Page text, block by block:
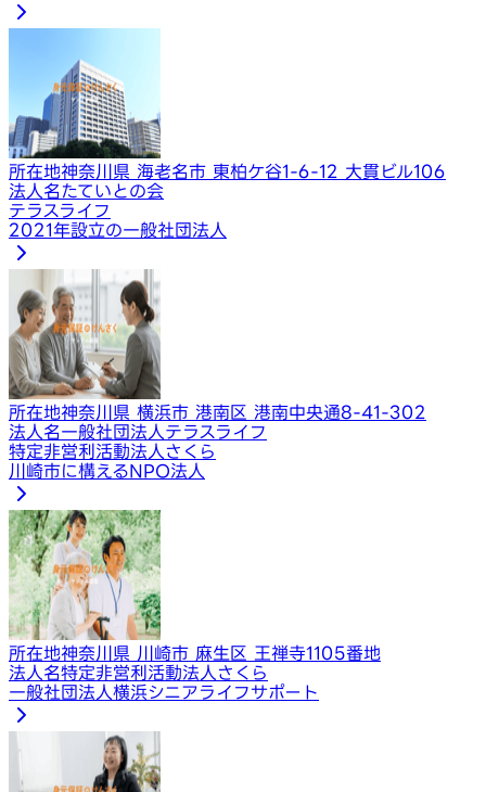
所在地神奈川県 海老名市 東柏ケ谷1-6-12 大貫ビル106
法人名たていとの会
テラスライフ
2021年設立の一般社団法人
所在地神奈川県 横浜市 港南区 港南中央通8-41-302
法人名一般社団法人テラスライフ
特定非営利活動法人さくら
川崎市に構えるNPO法人
所在地神奈川県 川崎市 麻生区 王禅寺1105番地
法人名特定非営利活動法人さくら
一般社団法人横浜シニアライフサポート